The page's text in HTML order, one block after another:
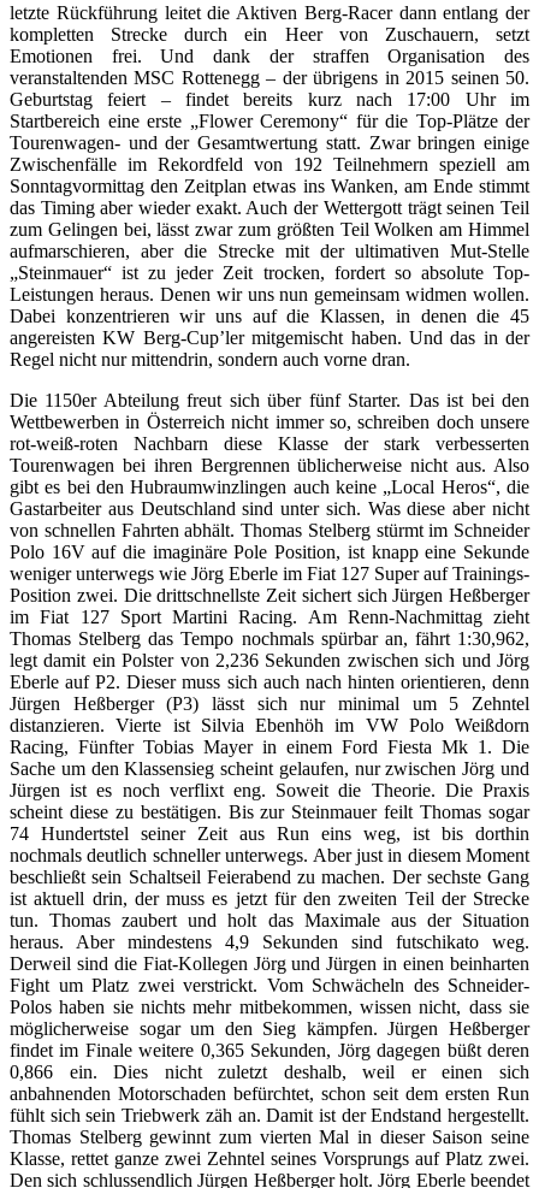
letzte Rückführung leitet die Aktiven Berg-Racer dann entlang der
kompletten Strecke durch ein Heer von Zuschauern, setzt
Emotionen frei. Und dank der straffen Organisation des
veranstaltenden MSC Rottenegg – der übrigens in 2015 seinen 50.
Geburtstag feiert – findet bereits kurz nach 17:00 Uhr im
Startbereich eine erste „Flower Ceremony“ für die Top-Plätze der
Tourenwagen- und der Gesamtwertung statt. Zwar bringen einige
Zwischenfälle im Rekordfeld von 192 Teilnehmern speziell am
Sonntagvormittag den Zeitplan etwas ins Wanken, am Ende stimmt
das Timing aber wieder exakt. Auch der Wettergott trägt seinen Teil
zum Gelingen bei, lässt zwar zum größten Teil Wolken am Himmel
aufmarschieren, aber die Strecke mit der ultimativen Mut-Stelle
„Steinmauer“ ist zu jeder Zeit trocken, fordert so absolute Top-
Leistungen heraus. Denen wir uns nun gemeinsam widmen wollen.
Dabei konzentrieren wir uns auf die Klassen, in denen die 45
angereisten KW Berg-Cup’ler mitgemischt haben. Und das in der
Regel nicht nur mittendrin, sondern auch vorne dran.
Die 1150er Abteilung freut sich über fünf Starter. Das ist bei den
Wettbewerben in Österreich nicht immer so, schreiben doch unsere
rot-weiß-roten Nachbarn diese Klasse der stark verbesserten
Tourenwagen bei ihren Bergrennen üblicherweise nicht aus. Also
gibt es bei den Hubraumwinzlingen auch keine „Local Heros“, die
Gastarbeiter aus Deutschland sind unter sich. Was diese aber nicht
von schnellen Fahrten abhält. Thomas Stelberg stürmt im Schneider
Polo 16V auf die imaginäre Pole Position, ist knapp eine Sekunde
weniger unterwegs wie Jörg Eberle im Fiat 127 Super auf Trainings-
Position zwei. Die drittschnellste Zeit sichert sich Jürgen Heßberger
im Fiat 127 Sport Martini Racing. Am Renn-Nachmittag zieht
Thomas Stelberg das Tempo nochmals spürbar an, fährt 1:30,962,
legt damit ein Polster von 2,236 Sekunden zwischen sich und Jörg
Eberle auf P2. Dieser muss sich auch nach hinten orientieren, denn
Jürgen Heßberger (P3) lässt sich nur minimal um 5 Zehntel
distanzieren. Vierte ist Silvia Ebenhöh im VW Polo Weißdorn
Racing, Fünfter Tobias Mayer in einem Ford Fiesta Mk 1. Die
Sache um den Klassensieg scheint gelaufen, nur zwischen Jörg und
Jürgen ist es noch verflixt eng. Soweit die Theorie. Die Praxis
scheint diese zu bestätigen. Bis zur Steinmauer feilt Thomas sogar
74 Hundertstel seiner Zeit aus Run eins weg, ist bis dorthin
nochmals deutlich schneller unterwegs. Aber just in diesem Moment
beschließt sein Schaltseil Feierabend zu machen. Der sechste Gang
ist aktuell drin, der muss es jetzt für den zweiten Teil der Strecke
tun. Thomas zaubert und holt das Maximale aus der Situation
heraus. Aber mindestens 4,9 Sekunden sind futschikato weg.
Derweil sind die Fiat-Kollegen Jörg und Jürgen in einen beinharten
Fight um Platz zwei verstrickt. Vom Schwächeln des Schneider-
Polos haben sie nichts mehr mitbekommen, wissen nicht, dass sie
möglicherweise sogar um den Sieg kämpfen. Jürgen Heßberger
findet im Finale weitere 0,365 Sekunden, Jörg dagegen büßt deren
0,866 ein. Dies nicht zuletzt deshalb, weil er einen sich
anbahnenden Motorschaden befürchtet, schon seit dem ersten Run
fühlt sich sein Triebwerk zäh an. Damit ist der Endstand hergestellt.
Thomas Stelberg gewinnt zum vierten Mal in dieser Saison seine
Klasse, rettet ganze zwei Zehntel seines Vorsprungs auf Platz zwei.
Den sich schlussendlich Jürgen Heßberger holt. Jörg Eberle beendet